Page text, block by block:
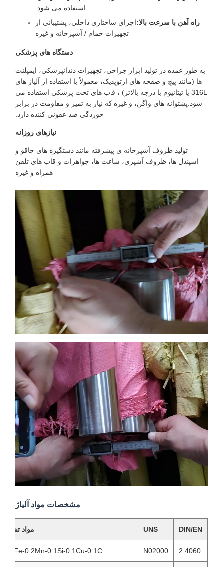
استفاده می شود.
راه آهن با سرعت بالا:اجزای ساختاری داخلی، پشتیبانی از
تجهیزات حمام / آشپزخانه و غیره
دستگاه های پزشکی
به طور عمده در تولید ابزار جراحی، تجهیزات دندانپزشکی، ایمپلنت
ها (مانند پیچ و صفحه های ارتوپدیک، معمولاً با استفاده از آلیاژ های
316L یا تیتانیوم با درجه بالاتر) ، قاب های تخت پزشکی استفاده می
شود.پشتوانه های واگن، و غیره که نیاز به تمیز و مقاومت در برابر
خوردگی ضد عفونی کننده دارد.
نیازهای روزانه
تولید ظروف آشپزخانه ی پیشرفته مانند دستگیره های چاقو و
اسپندل ها، ظروف آشپزی، ساعت ها، جواهرات و قاب های تلفن
همراه و غیره
مشخصات مواد آلیاژ
DIN/EN مواد تشکیل
2.4060
N02000
0.15Fe-0.2Mn-0.1Si-0.1Cu-0.1C